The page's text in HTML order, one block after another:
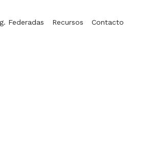
Federadas Recursos Contacto